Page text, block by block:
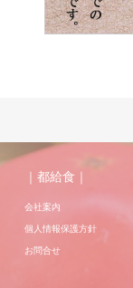
｜都給食｜
会社案内
個人情報保護方針
お問合せ